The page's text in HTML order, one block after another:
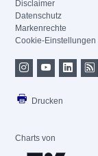
Disclaimer
Datenschutz
Markenrechte
Cookie-Einstellungen
Drucken
Charts von